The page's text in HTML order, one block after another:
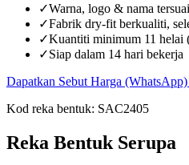
✓Warna, logo & nama
✓Fabrik dry-fit berkualiti,
✓Kuantiti minimum 11 helai
✓Siap dalam 14 hari bekerja
Dapatkan Sebut Harga (WhatsApp)
Kod reka bentuk: SAC2405
Reka Bentuk Serupa